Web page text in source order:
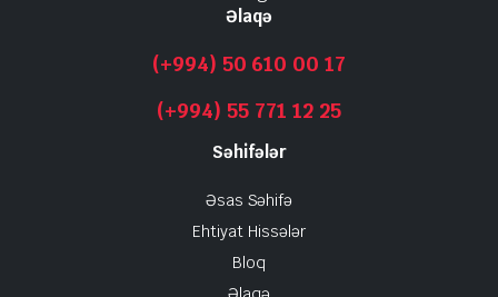
Əlaqə
(+994) 50 610 00 17
(+994) 55 771 12 25
Səhifələr
Əsas Səhifə
Ehtiyat Hissələr
Bloq